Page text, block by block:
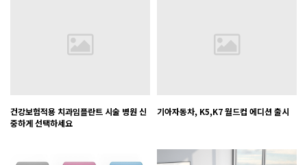
건강보험적용 치과임플란트 시술 병원 신
중하게 선택하세요
기아자동차, K5,K7 월드컵 에디션 출시